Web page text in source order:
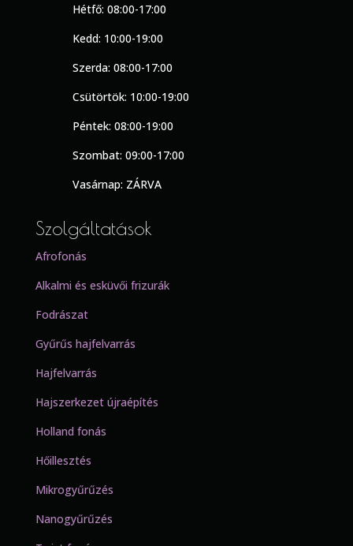
Hétfő: 08:00-17:00
Kedd: 10:00-19:00
Szerda: 08:00-17:00
Csütörtök: 10:00-19:00
Péntek: 08:00-19:00
Szombat: 09:00-17:00
Vasárnap: ZÁRVA
Szolgáltatások
Afrofonás
Alkalmi és esküvői frizurák
Fodrászat
Gyűrűs hajfelvarrás
Hajfelvarrás
Hajszerkezet újraépítés
Holland fonás
Hőillesztés
Mikrogyűrűzés
Nanogyűrűzés